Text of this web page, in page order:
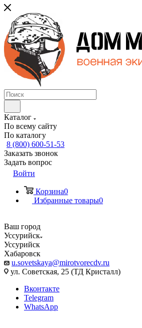
Каталог
По всему сайту
По каталогу
8 (800) 600-51-53
Заказать звонок
Задать вопрос
Войти
Корзина0
Избранные товары0
Ваш город
Уссурийск
Уссурийск
Хабаровск
u.sovetskaya@mirotvorecdv.ru
ул. Советская, 25 (ТД Кристалл)
Вконтакте
Telegram
WhatsApp